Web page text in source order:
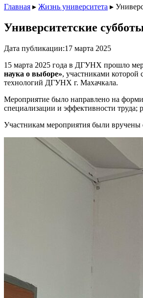
Главная ▸ Жизнь университета ▸
Университетские
Дата публикации:17 марта 2025
15 марта 2025 года в ДГУНХ прошло
наука о выборе», участниками
технологий ДГУНХ г. Махачкала.
Мероприятие было направлено на
специализации и эффективности труда;
Участникам мероприятия были вручены